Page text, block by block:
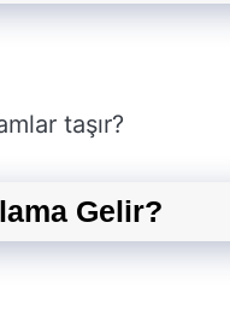
taşır?
Gelir?